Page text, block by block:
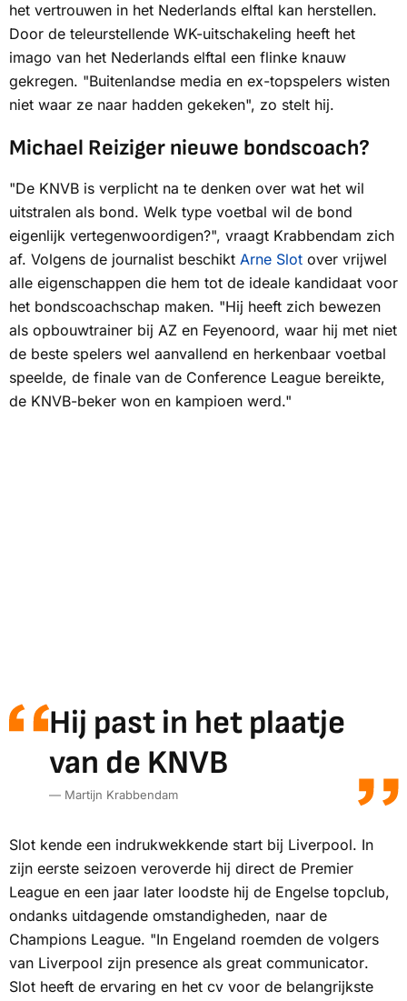
het vertrouwen in het Nederlands elftal kan herstellen.
Door de teleurstellende WK-uitschakeling heeft het
imago van het Nederlands elftal een flinke knauw
gekregen. "Buitenlandse media en ex-topspelers wisten
niet waar ze naar hadden gekeken", zo stelt hij.
Michael Reiziger nieuwe bondscoach?
"De KNVB is verplicht na te denken over wat het wil
uitstralen als bond. Welk type voetbal wil de bond
eigenlijk vertegenwoordigen?", vraagt Krabbendam zich
af. Volgens de journalist beschikt Arne Slot over vrijwel
alle eigenschappen die hem tot de ideale kandidaat voor
het bondscoachschap maken. "Hij heeft zich bewezen
als opbouwtrainer bij AZ en Feyenoord, waar hij met niet
de beste spelers wel aanvallend en herkenbaar voetbal
speelde, de finale van de Conference League bereikte,
de KNVB-beker won en kampioen werd."
Hij past in het plaatje
van de KNVB
— Martijn Krabbendam
Slot kende een indrukwekkende start bij Liverpool. In
zijn eerste seizoen veroverde hij direct de Premier
League en een jaar later loodste hij de Engelse topclub,
ondanks uitdagende omstandigheden, naar de
Champions League. "In Engeland roemden de volgers
van Liverpool zijn presence als great communicator.
Slot heeft de ervaring en het cv voor de belangrijkste